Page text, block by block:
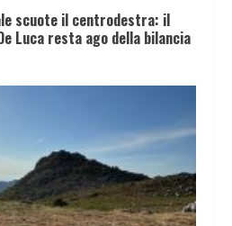
scuote il centrodestra: il
Luca resta ago della bilancia